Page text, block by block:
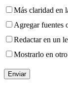
Más claridad en
Agregar fuentes
Redactar en un
Mostrarlo en